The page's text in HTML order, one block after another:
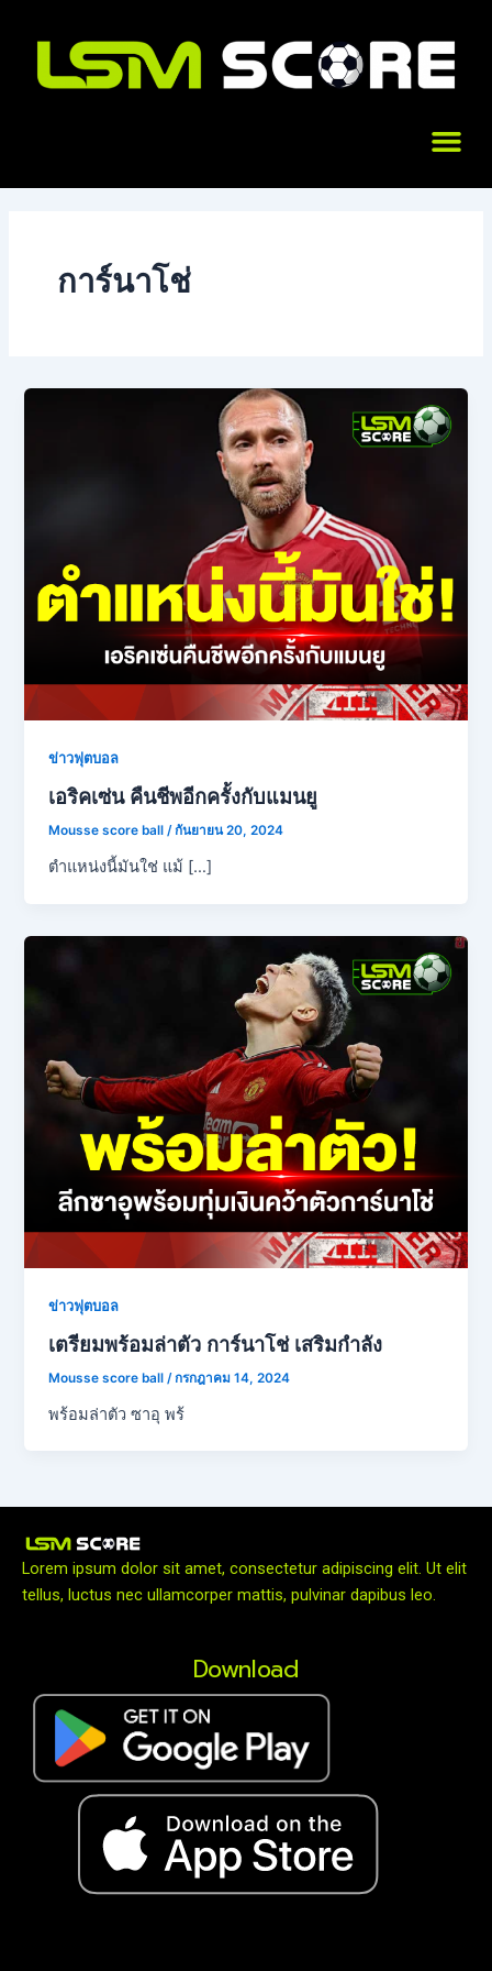
การ์นาโช่
ข่าวฟุตบอล
เอริคเซ่น คืนชีพอีกครั้งกับแมนยู
Mousse score ball/กันยายน 20, 2024
ตำแหน่งนี้มันใช่ แม้ […]
ข่าวฟุตบอล
เตรียมพร้อมล่าตัว การ์นาโช่ เสริมกำลัง
Mousse score ball /กรกฎาคม 14, 2024
พร้อมล่าตัว ซาอุ พร้
Lorem ipsum dolor sit amet, consectetur adipiscing elit. Ut elit
tellus, luctus nec ullamcorper mattis, pulvinar dapibus leo.
Download